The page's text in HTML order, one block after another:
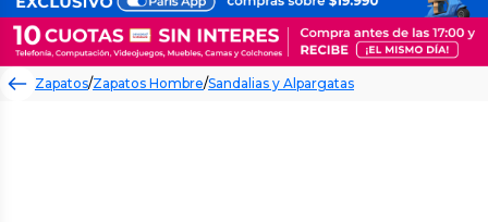
Zapatos/Zapatos Hombre/Sandalias y Alpargatas